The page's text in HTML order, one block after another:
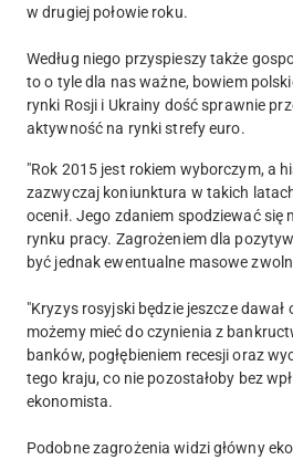
w drugiej połowie roku.
Według niego przyspieszy także
to o tyle dla nas ważne, bowiem
rynki Rosji i Ukrainy dość sprawnie
aktywność na rynki strefy euro.
"Rok 2015 jest rokiem wyborczym, a
zazwyczaj koniunktura w takich
ocenił. Jego zdaniem spodziewać się
rynku pracy. Zagrożeniem dla
być jednak ewentualne masowe
"Kryzys rosyjski będzie jeszcze dawał
możemy mieć do czynienia z
banków, pogłębieniem recesji oraz
tego kraju, co nie pozostałoby bez
ekonomista.
Podobne zagrożenia widzi główny